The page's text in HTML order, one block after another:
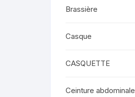
Brassière
Casque
CASQUETTE
Ceinture abdominale